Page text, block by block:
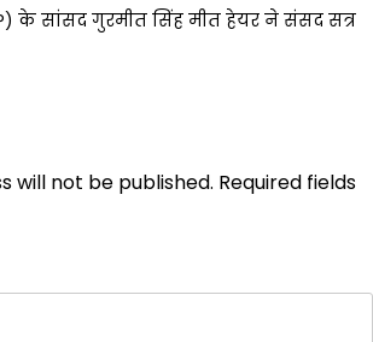
के सांसद गुरमीत सिंह मीत हेयर ने संसद सत्र
will not be published. Required fields